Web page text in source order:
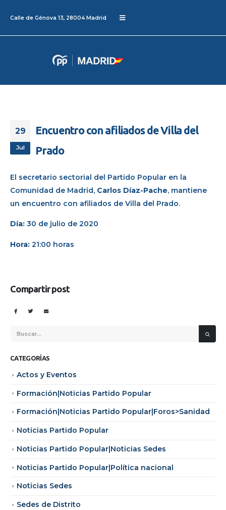
Calle de Génova 13, 28004 Madrid
29
Jul
Encuentro con afiliados de Villa del
Prado
El secretario sectorial del Partido Popular en la
Comunidad de Madrid, Carlos Díaz-Pache, mantiene
un encuentro con afiliados de Villa del Prado.
Día: 30 de julio de 2020
Hora: 21:00 horas
Compartir post
CATEGORÍAS
Actos y Eventos
Formación|Noticias Partido Popular
Formación|Noticias Partido Popular|Foros>Sanidad
Noticias Partido Popular
Noticias Partido Popular|Noticias Sedes
Noticias Partido Popular|Política nacional
Noticias Sedes
Sedes de Distrito